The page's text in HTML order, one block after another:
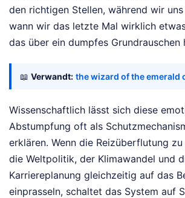
den richtigen Stellen, während wir
wann wir das letzte Mal wirklich
das über ein dumpfes Grundrauschen
📖 Verwandt: the wizard of the emerald
Wissenschaftlich lässt sich diese
Abstumpfung oft als
erklären. Wenn die Reizüberflutung
die Weltpolitik, der Klimawandel und
Karriereplanung gleichzeitig auf das
einprasseln, schaltet das System auf